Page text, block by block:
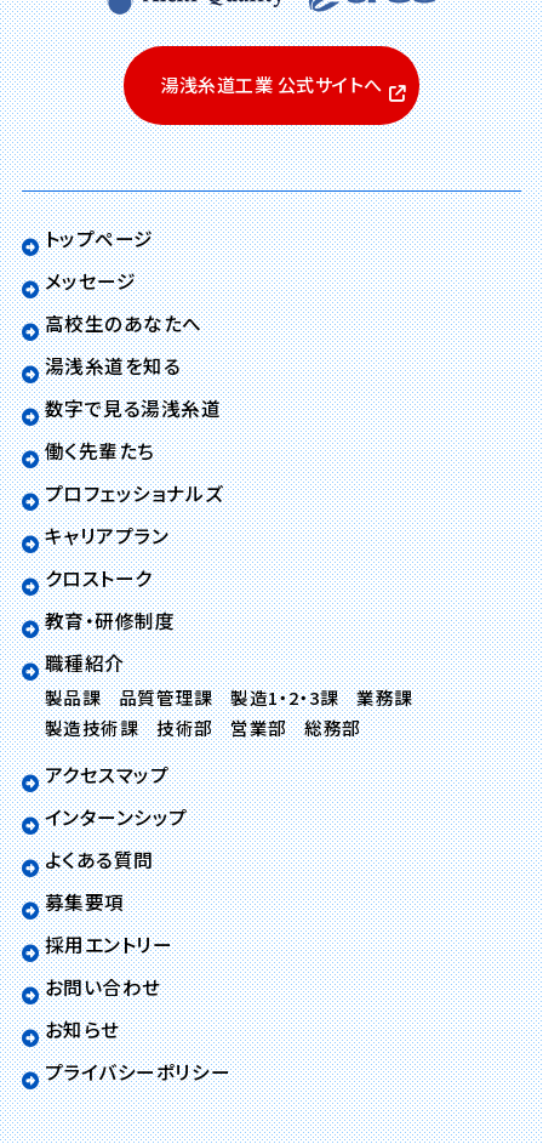
湯浅糸道工業 公式サイトへ
トップページ
メッセージ
高校生のあなたへ
湯浅糸道を知る
数字で見る湯浅糸道
働く先輩たち
プロフェッショナルズ
キャリアプラン
クロストーク
教育・研修制度
職種紹介
製品課 品質管理課 製造1・2・3課
業務課
製造技術課
技術部 営業部 総務部
アクセスマップ
インターンシップ
よくある質問
募集要項
採用エントリー
お問い合わせ
お知らせ
プライバシーポリシー